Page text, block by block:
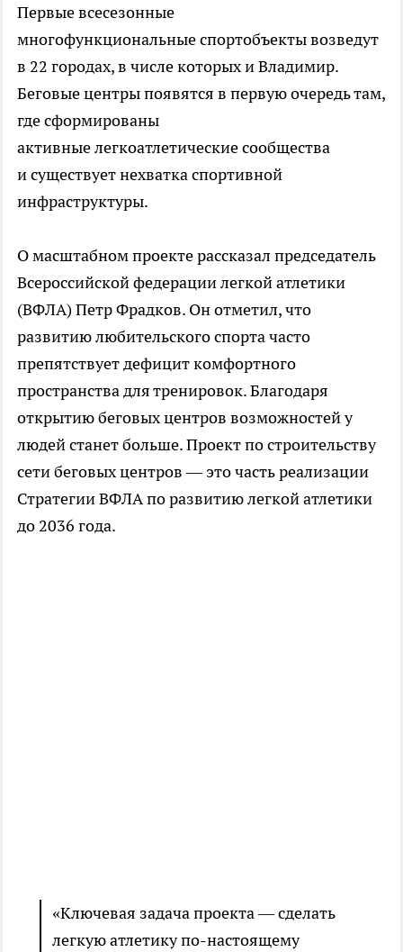
Первые всесезонные
многофункциональные спортобъекты возведут
в 22 городах, в числе которых и Владимир.
Беговые центры появятся в первую очередь там,
где сформированы
активные легкоатлетические сообщества
и существует нехватка спортивной
инфраструктуры.
О масштабном проекте рассказал председатель
Всероссийской федерации легкой атлетики
(ВФЛА) Петр Фрадков. Он отметил, что
развитию любительского спорта часто
препятствует дефицит комфортного
пространства для тренировок. Благодаря
открытию беговых центров возможностей у
людей станет больше. Проект по строительству
сети беговых центров — это часть реализации
Стратегии ВФЛА по развитию легкой атлетики
до 2036 года.
«Ключевая задача проекта — сделать
легкую атлетику по-настоящему